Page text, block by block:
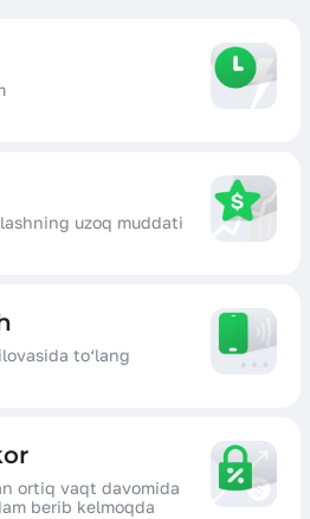
uzoq muddati
to‘lang
ortiq vaqt davomida
berib kelmoqda